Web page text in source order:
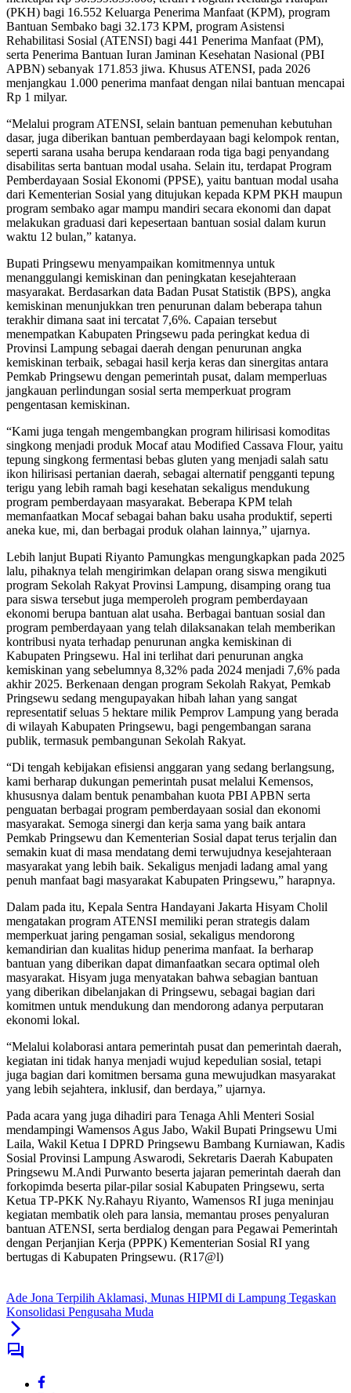
(PKH) bagi 16.552 Keluarga Penerima Manfaat (KPM), program
Bantuan Sembako bagi 32.173 KPM, program Asistensi
Rehabilitasi Sosial (ATENSI) bagi 441 Penerima Manfaat (PM),
serta Penerima Bantuan Iuran Jaminan Kesehatan Nasional (PBI
APBN) sebanyak 171.853 jiwa. Khusus ATENSI, pada 2026
menjangkau 1.000 penerima manfaat dengan nilai bantuan mencapai
Rp 1 milyar.
“Melalui program ATENSI, selain bantuan pemenuhan kebutuhan
dasar, juga diberikan bantuan pemberdayaan bagi kelompok rentan,
seperti sarana usaha berupa kendaraan roda tiga bagi penyandang
disabilitas serta bantuan modal usaha. Selain itu, terdapat Program
Pemberdayaan Sosial Ekonomi (PPSE), yaitu bantuan modal usaha
dari Kementerian Sosial yang ditujukan kepada KPM PKH maupun
program sembako agar mampu mandiri secara ekonomi dan dapat
melakukan graduasi dari kepesertaan bantuan sosial dalam kurun
waktu 12 bulan,” katanya.
Bupati Pringsewu menyampaikan komitmennya untuk
menanggulangi kemiskinan dan peningkatan kesejahteraan
masyarakat. Berdasarkan data Badan Pusat Statistik (BPS), angka
kemiskinan menunjukkan tren penurunan dalam beberapa tahun
terakhir dimana saat ini tercatat 7,6%. Capaian tersebut
menempatkan Kabupaten Pringsewu pada peringkat kedua di
Provinsi Lampung sebagai daerah dengan penurunan angka
kemiskinan terbaik, sebagai hasil kerja keras dan sinergitas antara
Pemkab Pringsewu dengan pemerintah pusat, dalam memperluas
jangkauan perlindungan sosial serta memperkuat program
pengentasan kemiskinan.
“Kami juga tengah mengembangkan program hilirisasi komoditas
singkong menjadi produk Mocaf atau Modified Cassava Flour, yaitu
tepung singkong fermentasi bebas gluten yang menjadi salah satu
ikon hilirisasi pertanian daerah, sebagai alternatif pengganti tepung
terigu yang lebih ramah bagi kesehatan sekaligus mendukung
program pemberdayaan masyarakat. Beberapa KPM telah
memanfaatkan Mocaf sebagai bahan baku usaha produktif, seperti
aneka kue, mi, dan berbagai produk olahan lainnya,” ujarnya.
Lebih lanjut Bupati Riyanto Pamungkas mengungkapkan pada 2025
lalu, pihaknya telah mengirimkan delapan orang siswa mengikuti
program Sekolah Rakyat Provinsi Lampung, disamping orang tua
para siswa tersebut juga memperoleh program pemberdayaan
ekonomi berupa bantuan alat usaha. Berbagai bantuan sosial dan
program pemberdayaan yang telah dilaksanakan telah memberikan
kontribusi nyata terhadap penurunan angka kemiskinan di
Kabupaten Pringsewu. Hal ini terlihat dari penurunan angka
kemiskinan yang sebelumnya 8,32% pada 2024 menjadi 7,6% pada
akhir 2025. Berkenaan dengan program Sekolah Rakyat, Pemkab
Pringsewu sedang mengupayakan hibah lahan yang sangat
representatif seluas 5 hektare milik Pemprov Lampung yang berada
di wilayah Kabupaten Pringsewu, bagi pengembangan sarana
publik, termasuk pembangunan Sekolah Rakyat.
“Di tengah kebijakan efisiensi anggaran yang sedang berlangsung,
kami berharap dukungan pemerintah pusat melalui Kemensos,
khususnya dalam bentuk penambahan kuota PBI APBN serta
penguatan berbagai program pemberdayaan sosial dan ekonomi
masyarakat. Semoga sinergi dan kerja sama yang baik antara
Pemkab Pringsewu dan Kementerian Sosial dapat terus terjalin dan
semakin kuat di masa mendatang demi terwujudnya kesejahteraan
masyarakat yang lebih baik. Sekaligus menjadi ladang amal yang
penuh manfaat bagi masyarakat Kabupaten Pringsewu,” harapnya.
Dalam pada itu, Kepala Sentra Handayani Jakarta Hisyam Cholil
mengatakan program ATENSI memiliki peran strategis dalam
memperkuat jaring pengaman sosial, sekaligus mendorong
kemandirian dan kualitas hidup penerima manfaat. Ia berharap
bantuan yang diberikan dapat dimanfaatkan secara optimal oleh
masyarakat. Hisyam juga menyatakan bahwa sebagian bantuan
yang diberikan dibelanjakan di Pringsewu, sebagai bagian dari
komitmen untuk mendukung dan mendorong adanya perputaran
ekonomi lokal.
“Melalui kolaborasi antara pemerintah pusat dan pemerintah daerah,
kegiatan ini tidak hanya menjadi wujud kepedulian sosial, tetapi
juga bagian dari komitmen bersama guna mewujudkan masyarakat
yang lebih sejahtera, inklusif, dan berdaya,” ujarnya.
Pada acara yang juga dihadiri para Tenaga Ahli Menteri Sosial
mendampingi Wamensos Agus Jabo, Wakil Bupati Pringsewu Umi
Laila, Wakil Ketua I DPRD Pringsewu Bambang Kurniawan, Kadis
Sosial Provinsi Lampung Aswarodi, Sekretaris Daerah Kabupaten
Pringsewu M.Andi Purwanto beserta jajaran pemerintah daerah dan
forkopimda beserta pilar-pilar sosial Kabupaten Pringsewu, serta
Ketua TP-PKK Ny.Rahayu Riyanto, Wamensos RI juga meninjau
kegiatan membatik oleh para lansia, memantau proses penyaluran
bantuan ATENSI, serta berdialog dengan para Pegawai Pemerintah
dengan Perjanjian Kerja (PPPK) Kementerian Sosial RI yang
bertugas di Kabupaten Pringsewu. (R17@l)
Ade Jona Terpilih Aklamasi, Munas HIPMI di Lampung Tegaskan
Konsolidasi Pengusaha Muda